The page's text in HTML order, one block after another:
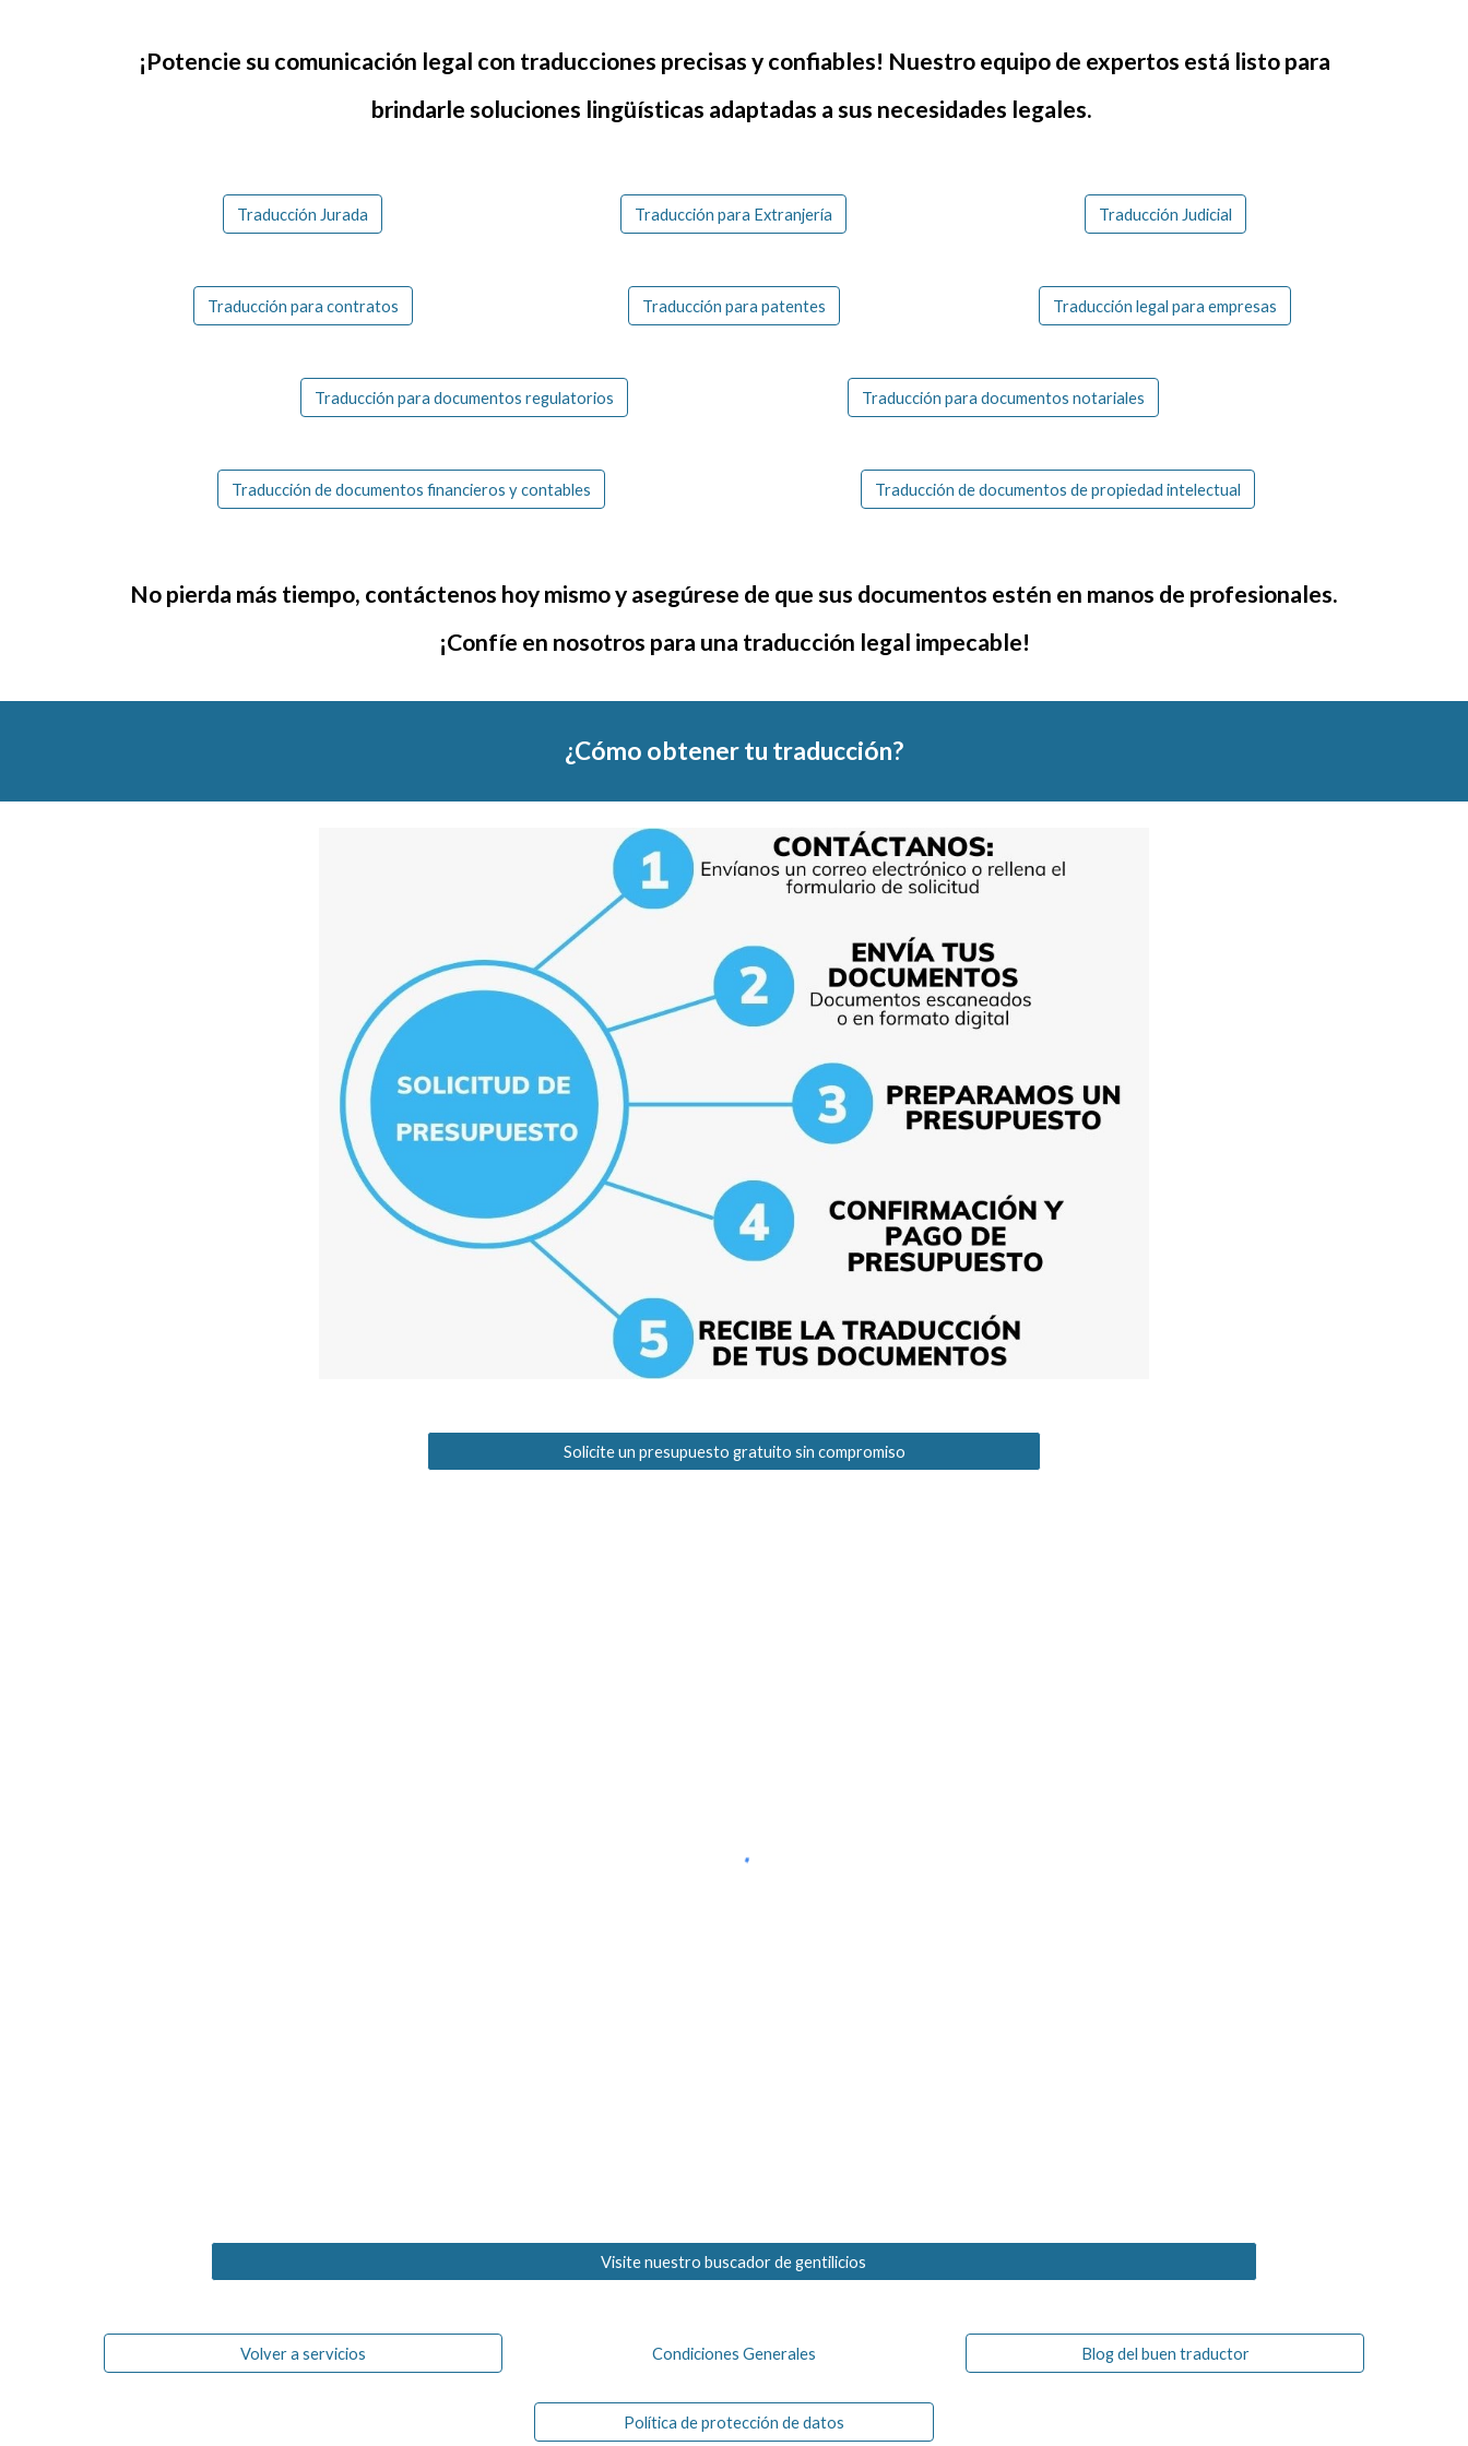
¡Potencie su comunicación legal con traducciones precisas y confiables! Nuestro equipo de expertos está listo para
brindarle soluciones lingüísticas adaptadas a sus necesidades legales.
Traducción Jurada Traducción para Extranjería Traducción Judicial
Traducción para contratos Traducción para patentes Traducción legal para empresas
Traducción para documentos regulatorios Traducción para documentos notariales
Traducción de documentos financieros y contables Traducción de documentos de propiedad intelectual
No pierda más tiempo, contáctenos hoy mismo y asegúrese de que sus documentos estén en manos de profesionales.
¡Confíe en nosotros para una traducción legal impecable!
¿Cómo obtenertu traducción?
Solicite un presupuesto gratuito sin compromiso
Visite nuestro buscador de gentilicios
Volver a servicios Condiciones Generales
Política de protección de datos
Blog del buen traductor